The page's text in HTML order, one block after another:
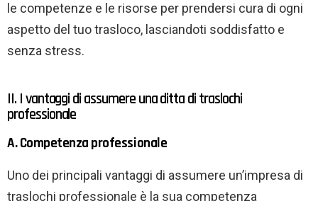
le competenze e le risorse per prendersi cura di ogni
aspetto del tuo trasloco, lasciandoti soddisfatto e
senza stress.
II. I vantaggi di assumere una ditta di traslochi
professionale
A. Competenza professionale
Uno dei principali vantaggi di assumere un’impresa di
traslochi professionale è la sua competenza